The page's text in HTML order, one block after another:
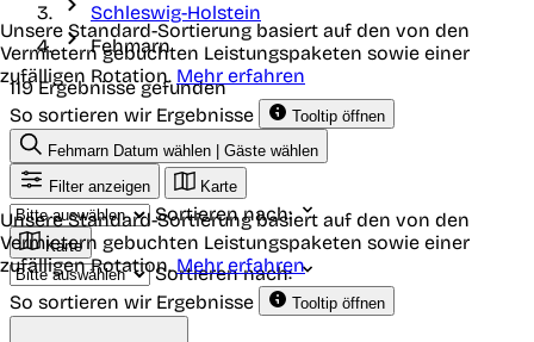
Schleswig-Holstein
Fehmarn
119 Ergebnisse gefunden
So sortieren wir Ergebnisse
Tooltip öffnen
Unsere Standard-Sortierung basiert auf den von den
Vermietern gebuchten Leistungspaketen sowie einer
zufälligen Rotation. Mehr erfahren
Fehmarn Datum wählen | Gäste wählen
Filter anzeigen
Karte
Sortieren nach:
Karte
Sortieren nach:
So sortieren wir Ergebnisse
Tooltip öffnen
Unsere Standard-Sortierung basiert auf den von den
Vermietern gebuchten Leistungspaketen sowie einer
zufälligen Rotation.Mehr erfahren